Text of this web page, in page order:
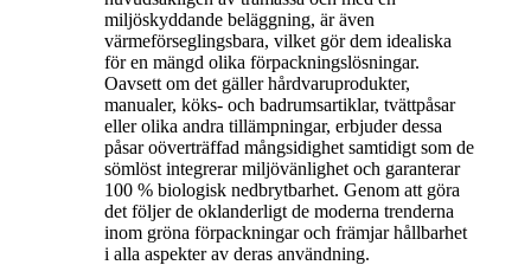
miljöskyddande beläggning, är även
värmeförseglingsbara, vilket gör dem idealiska
för en mängd olika förpackningslösningar.
Oavsett om det gäller hårdvaruprodukter,
manualer, köks- och badrumsartiklar, tvättpåsar
eller olika andra tillämpningar, erbjuder dessa
påsar oöverträffad mångsidighet samtidigt som de
sömlöst integrerar miljövänlighet och garanterar
100 % biologisk nedbrytbarhet. Genom att göra
det följer de oklanderligt de moderna trenderna
inom gröna förpackningar och främjar hållbarhet
i alla aspekter av deras användning.